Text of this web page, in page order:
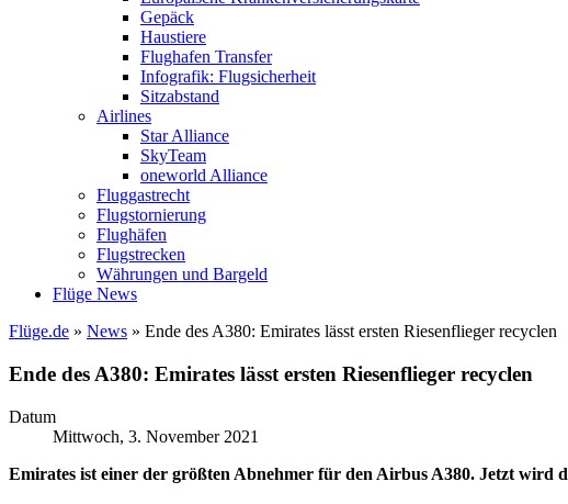
Gepäck
Haustiere
Flughafen Transfer
Infografik: Flugsicherheit
Sitzabstand
Airlines
Star Alliance
SkyTeam
oneworld Alliance
Fluggastrecht
Flugstornierung
Flughäfen
Flugstrecken
Währungen und Bargeld
Flüge News
Flüge.de » News » Ende des A380: Emirates lässt ersten Riesenflieger recyclen
Ende des A380: Emirates lässt ersten Riesenflieger recyclen
Datum
Mittwoch, 3. November 2021
Emirates ist einer der größten Abnehmer für den Airbus A380. Jetzt wird